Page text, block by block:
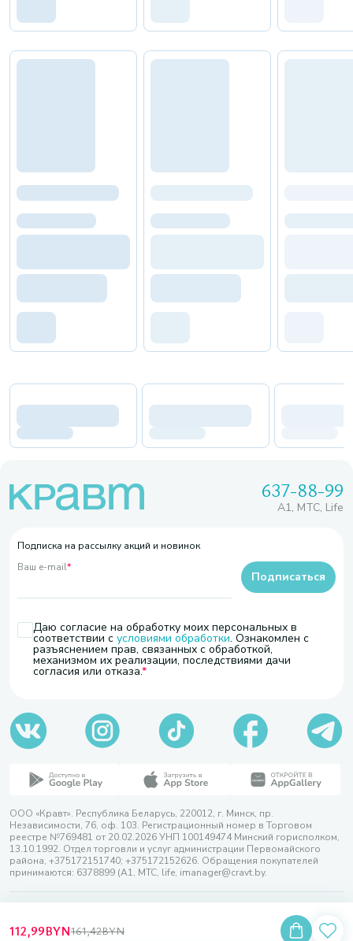
112,99BYN161,42BYN
637-88-99
A1, МТС, Life
Подписка на рассылку акций и новинок
Ваш e-mail*
Даю согласие на обработку моих персональных в
соответствии с условиями обработки. Ознакомлен с
разъяснением прав, связанных с обработкой,
механизмом их реализации, последствиями дачи
согласия или отказа.
Подписаться
ООО «Кравт». Республика Беларусь, 220012, г. Минск, пр.
Независимости, 76, оф. 103. Регистрационный номер в Торговом
реестре №769481 от 20.02.2026 УНП 100149474 Минский горисполком,
13.10.1992. Отдел торговли и услуг администрации Первомайского
района, +375172151740; +375172152626. Обращения покупателей
принимаются: 6378899 (А1, МТС, life, imanager@cravt.by.
Разработка сайта — SLAM